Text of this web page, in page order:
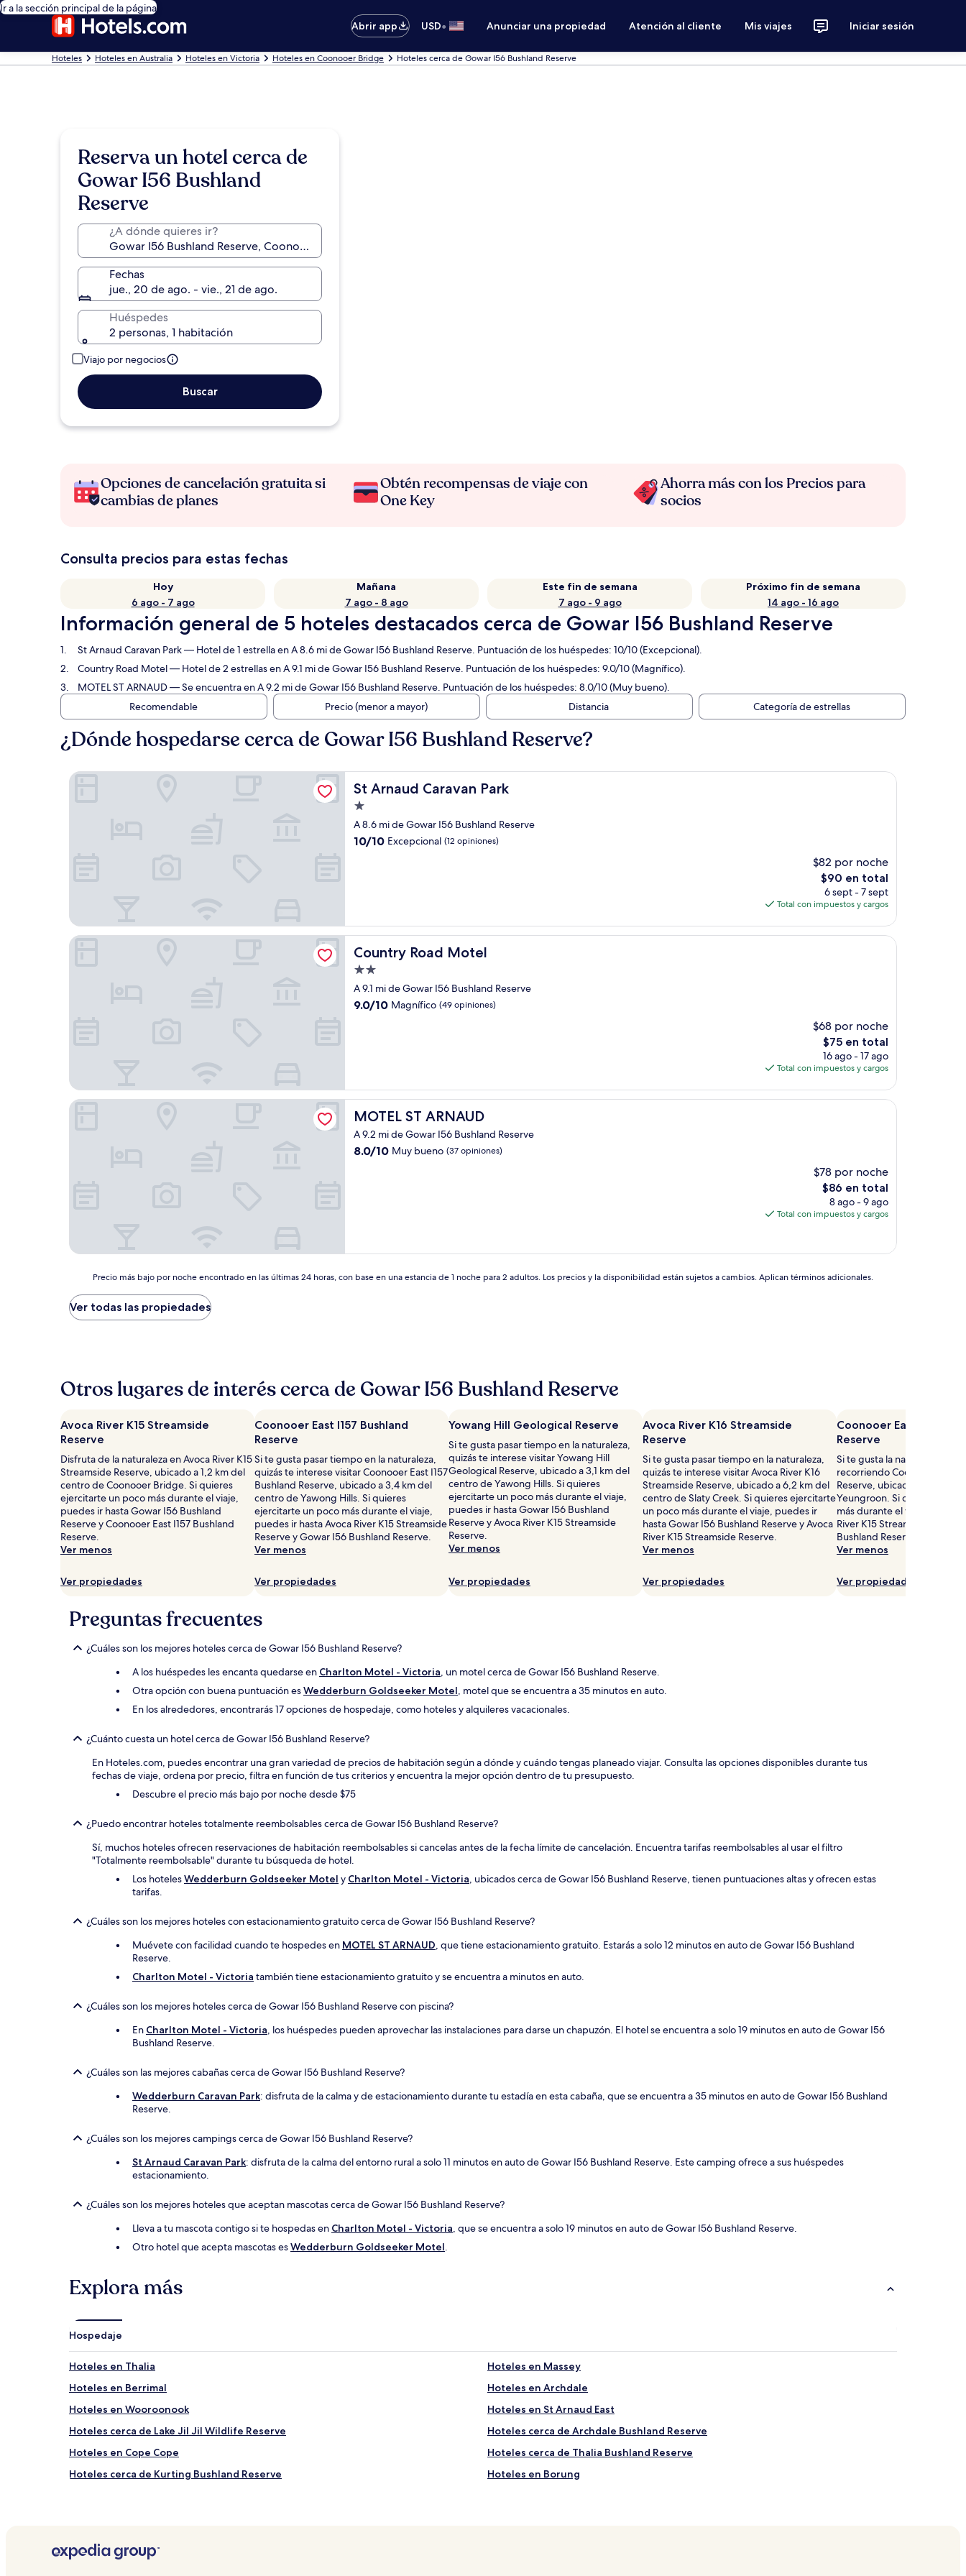
Ir a la sección principal de la página
Abrir app
USD• Anunciar una propiedad Atención al cliente Mis viajes Iniciar sesión
Hoteles Hoteles en Australia Hoteles en Victoria Hoteles en Coonooer Bridge Hoteles cerca de Gowar I56 Bushland Reserve
Reserva un hotel cerca de
Gowar I56 Bushland
Reserve
¿A dónde quieres ir?
Fechas
jue., 20 de ago. - vie., 21 de ago.
Huéspedes
2 personas, 1 habitación
Viajo por negocios
Buscar
Opciones de cancelación gratuita si
cambias de planes
Obtén recompensas de viaje con
One Key
Ahorra más con los Precios para
socios
Consulta precios para estas fechas
Hoy
6 ago - 7 ago
Mañana
7 ago - 8 ago
Este fin de semana
7 ago - 9 ago
Próximo fin de semana
14 ago - 16 ago
Información general de 5 hoteles destacados cerca de Gowar I56 Bushland Reserve
St Arnaud Caravan Park— Hotel de 1 estrella en A 8.6 mi de Gowar I56 Bushland Reserve. Puntuación de los huéspedes: 10/10 (Excepcional).
Country Road Motel— Hotel de 2 estrellas en A 9.1 mi de Gowar I56 Bushland Reserve. Puntuación de los huéspedes: 9.0/10 (Magnífico).
MOTEL ST ARNAUD— Se encuentra en A 9.2 mi de Gowar I56 Bushland Reserve. Puntuación de los huéspedes: 8.0/10 (Muy bueno).
Recomendable
Precio (menor a mayor) Distancia Categoría de estrellas
¿Dónde hospedarse cerca de Gowar I56 Bushland Reserve?
St Arnaud Caravan Park
St Arnaud Caravan Park
Propiedad
de
1.0
A 8.6 mi de Gowar I56 Bushland Reserve
10.0
10/10 Excepcional (12 opiniones)
$82 por noche
El
precio
actual
de
$90 en total
6 sept - 7 sept
Total con impuestos y cargos
St Arnaud Caravan Park
Country Road Motel
Country Road Motel
Propiedad
de
2.0
A 9.1 mi de Gowar I56 Bushland Reserve
9.0
9.0/10 Magnífico (49 opiniones)
$68 por noche
El
precio
actual
de
$75 en total
16 ago - 17 ago
Total con impuestos y cargos
Country Road Motel
MOTEL ST ARNAUD
MOTEL ST ARNAUD
A 9.2 mi de Gowar I56 Bushland Reserve
8.0
8.0/10 Muy bueno (37 opiniones)
$78 por noche
El
precio
actual
$86
$86 en total
8 ago - 9 ago
Total con impuestos y cargos
MOTEL ST ARNAUD
Precio
bajo
por
últimas
24
base
en
una
estancia
de
1
noche
para
2
adultos.
y
disponibilidad
están
Precio más bajo por noche encontrado en las últimas 24 horas, con base en una estancia de 1 noche para 2 adultos. Los precios y la disponibilidad están sujetos a cambios. Aplican términos adicionales.
Ver todas las propiedades
Otros lugares de interés cerca de Gowar I56 Bushland Reserve
Avoca River K15 Streamside
Reserve
Disfruta de la naturaleza en Avoca River K15
Streamside Reserve, ubicado a 1,2 km del
centro de Coonooer Bridge. Si quieres
ejercitarte un poco más durante el viaje,
puedes ir hasta Gowar I56 Bushland
Reserve y Coonooer East I157 Bushland
Reserve.
Ver menos
Ver propiedades
Coonooer East I157 Bushland
Reserve
Si te gusta pasar tiempo en la naturaleza,
quizás te interese visitar Coonooer East I157
Bushland Reserve, ubicado a 3,4 km del
centro de Yawong Hills. Si quieres
ejercitarte un poco más durante el viaje,
puedes ir hasta Avoca River K15 Streamside
Reserve y Gowar I56 Bushland Reserve.
Ver menos
Ver propiedades
Yowang Hill Geological Reserve
Si te gusta pasar tiempo en la naturaleza,
quizás te interese visitar Yowang Hill
Geological Reserve, ubicado a 3,1 km del
centro de Yawong Hills. Si quieres
ejercitarte un poco más durante el viaje,
puedes ir hasta Gowar I56 Bushland
Reserve y Avoca River K15 Streamside
Reserve.
Ver menos
Ver propiedades
Avoca River K16 Streamside
Reserve
Si te gusta pasar tiempo en la naturaleza,
quizás te interese visitar Avoca River K16
Streamside Reserve, ubicado a 6,2 km del
centro de Slaty Creek. Si quieres ejercitarte
un poco más durante el viaje, puedes ir
hasta Gowar I56 Bushland Reserve y Avoca
River K15 Streamside Reserve.
Ver menos
Ver propiedades
Coonooer East I158
Reserve
Si te gusta la naturaleza,
recorriendo Coonooer East
Reserve, ubicado a 4,1 km
Yeungroon. Si quieres
más durante el viaje, puedes
River K15 Streamside
Bushland Reserve.
Ver menos
Ver propiedades
Preguntas frecuentes
¿Cuáles son los mejores hoteles cerca de Gowar I56 Bushland Reserve?
A los huéspedes les encanta quedarse en Charlton Motel - Victoria, un motel cerca de Gowar I56 Bushland Reserve.
Otra opción con buena puntuación esWedderburn Goldseeker Motel, motel que se encuentra a 35 minutos en auto.
En los alrededores, encontrarás 17 opciones de hospedaje, como hoteles y alquileres vacacionales.
¿Cuánto cuesta un hotel cerca de Gowar I56 Bushland Reserve?
En Hoteles.com, puedes encontrar una gran variedad de precios de habitación según a dónde y cuándo tengas planeado viajar. Consulta las opciones disponibles durante tus
fechas de viaje, ordena por precio, filtra en función de tus criterios y encuentra la mejor opción dentro de tu presupuesto.
Descubre el precio más bajo por noche desde $75
¿Puedo encontrar hoteles totalmente reembolsables cerca de Gowar I56 Bushland Reserve?
Sí, muchos hoteles ofrecen reservaciones de habitación reembolsables si cancelas antes de la fecha límite de cancelación. Encuentra tarifas reembolsables al usar el filtro
"Totalmente reembolsable" durante tu búsqueda de hotel.
Los hotelesWedderburn Goldseeker Motel y Charlton Motel - Victoria, ubicados cerca de Gowar I56 Bushland Reserve, tienen puntuaciones altas y ofrecen estas
tarifas.
¿Cuáles son los mejores hoteles con estacionamiento gratuito cerca de Gowar I56 Bushland Reserve?
Muévete con facilidad cuando te hospedes en MOTEL ST ARNAUD, que tiene estacionamiento gratuito. Estarás a solo 12 minutos en auto de Gowar I56 Bushland
Reserve.
Charlton Motel - Victoria también tiene estacionamiento gratuito y se encuentra a minutos en auto.
¿Cuáles son los mejores hoteles cerca de Gowar I56 Bushland Reserve con piscina?
En Charlton Motel - Victoria, los huéspedes pueden aprovechar las instalaciones para darse un chapuzón. El hotel se encuentra a solo 19 minutos en auto de Gowar I56
Bushland Reserve.
¿Cuáles son las mejores cabañas cerca de Gowar I56 Bushland Reserve?
Wedderburn Caravan Park: disfruta de la calma y de estacionamiento durante tu estadía en esta cabaña, que se encuentra a 35 minutos en auto de Gowar I56 Bushland
Reserve.
¿Cuáles son los mejores campings cerca de Gowar I56 Bushland Reserve?
St Arnaud Caravan Park: disfruta de la calma del entorno rural a solo 11 minutos en auto de Gowar I56 Bushland Reserve. Este camping ofrece a sus huéspedes
estacionamiento.
¿Cuáles son los mejores hoteles que aceptan mascotas cerca de Gowar I56 Bushland Reserve?
Lleva a tu mascota contigo si te hospedas en Charlton Motel - Victoria, que se encuentra a solo 19 minutos en auto de Gowar I56 Bushland Reserve.
Otro hotel que acepta mascotas esWedderburn Goldseeker Motel.
Explora más
Hospedaje
Hoteles en Thalia
Hoteles en Massey
Hoteles en Berrimal
Hoteles en Archdale
Hoteles en Wooroonook
Hoteles en St Arnaud East
Hoteles cerca de Lake Jil Jil Wildlife Reserve
Hoteles cerca de Archdale Bushland Reserve
Hoteles en Cope Cope
Hoteles cerca de Thalia Bushland Reserve
Hoteles cerca de Kurting Bushland Reserve
Hoteles en Borung
Hoteles cerca de Tin Pot Hill Bushland Reserve